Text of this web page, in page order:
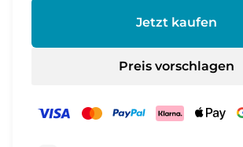
Jetzt kaufen
Preis vorschlagen